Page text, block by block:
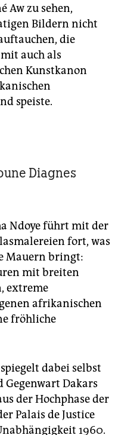
Aw zu sehen,
Bildern nicht
die
auch als
Kunstkanon
speiste.
Diagnes
Ndoye führt mit der
fort, was
Mauern bringt:
mit breiten
extreme
afrikanischen
fröhliche
dabei selbst
Gegenwart Dakars
der Hochphase der
Palais de Justice
1960.